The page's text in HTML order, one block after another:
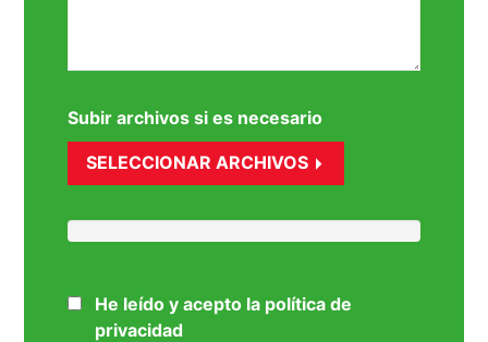
Subir archivos si es necesario
SELECCIONAR ARCHIVOS
He leído y acepto la política de
privacidad